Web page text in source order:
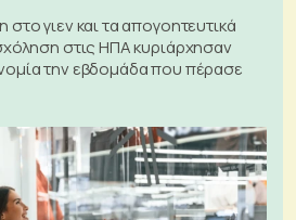
γιεν και τα απογοητευτικά
στις ΗΠΑ κυριάρχησαν
την εβδομάδα που πέρασε